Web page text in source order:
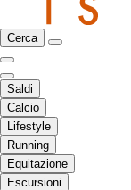
Cerca
Saldi
Calcio
Lifestyle
Running
Equitazione
Escursioni